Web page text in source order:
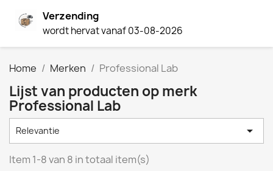
Verzending
wordt hervat vanaf 03-08-2026
Home Merken Professional Lab
Lijst van producten op merk
Professional Lab
Relevantie 
Item 1-8 van 8 in totaal item(s)